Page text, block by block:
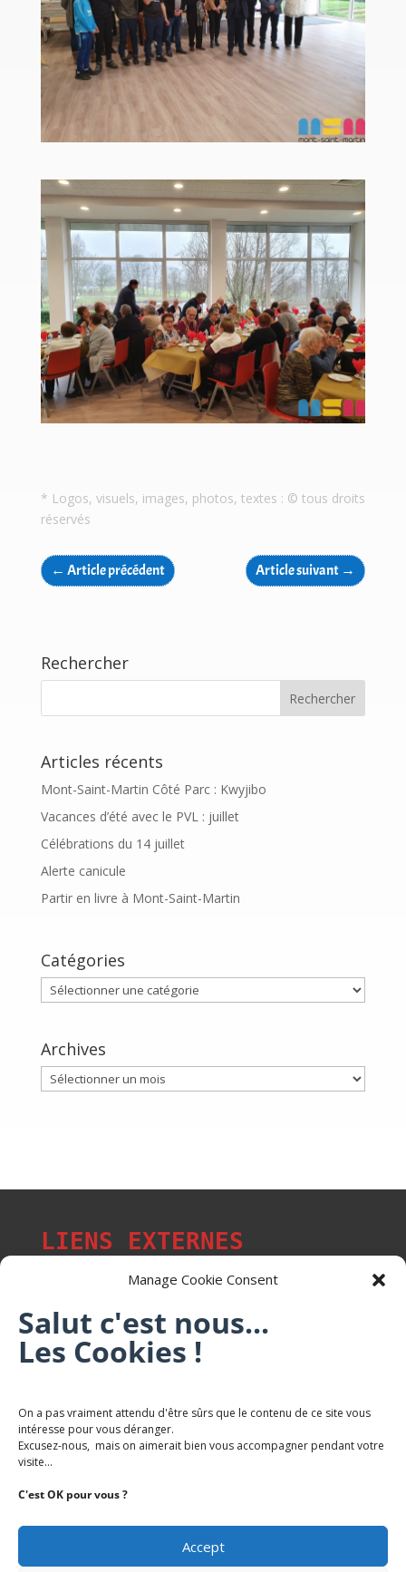
Manage Cookie Consent
Salut c'est nous...
Les Cookies !
On a pas vraiment attendu d'être sûrs que le contenu de ce site vous
intéresse pour vous déranger.
Excusez-nous, mais on aimerait bien vous accompagner pendant votre
visite...
C'est OK pour vous ?
Accept
* Logos, visuels, images, photos, textes : © tous droits
réservés
← Article précédent Article suivant →
Rechercher
Articles récents
Mont-Saint-Martin Côté Parc : Kwyjibo
Vacances d’été avec le PVL : juillet
Célébrations du 14 juillet
Alerte canicule
Partir en livre à Mont-Saint-Martin
Catégories
Catégories
Archives
Archives
LIENS EXTERNES
Les p'tits citoyens de Mont-Saint-Martin
Trail Saintmartinois Daniel FEITE
Karaté Mont Saint Martin